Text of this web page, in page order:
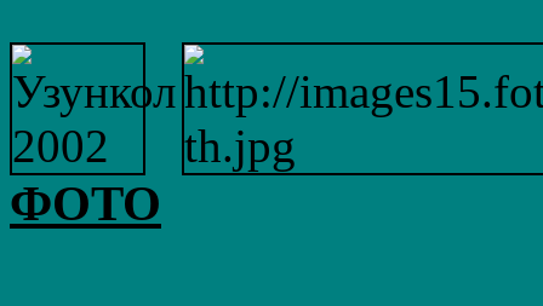
ФОТО